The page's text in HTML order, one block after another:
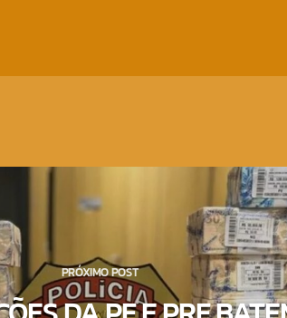
PRÓXIMO POST